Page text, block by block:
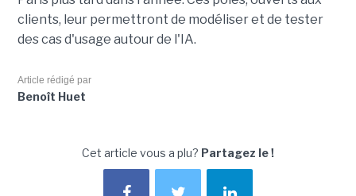
clients, leur permettront de modéliser et de tester
des cas d'usage autour de l'IA.
Article rédigé par
Benoît Huet
Cet article vous a plu? Partagez le !